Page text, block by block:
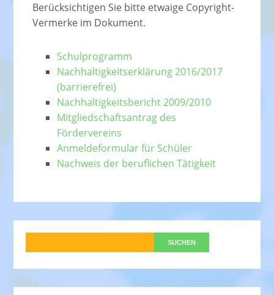
Berücksichtigen Sie bitte etwaige Copyright-
Vermerke im Dokument.
Schulprogramm
Nachhaltigkeitserklärung 2016/2017
(barrierefrei)
Nachhaltigkeitsbericht 2009/2010
Mitgliedschaftsantrag des
Fördervereins
Anmeldeformular für Schüler
Nachweis der beruflichen Tätigkeit